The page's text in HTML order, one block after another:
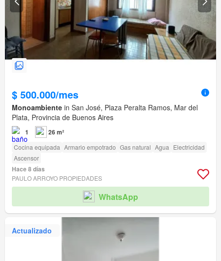
$ 500.000/mes
Monoambiente in San José, Plaza Peralta Ramos, Mar del
Plata, Provincia de Buenos Aires
1 26 m²
Cocina equipada Armario empotrado Gas natural Agua Electricidad
Ascensor
Hace 8 días
PAULO ARROYO PROPIEDADES
WhatsApp
Actualizado